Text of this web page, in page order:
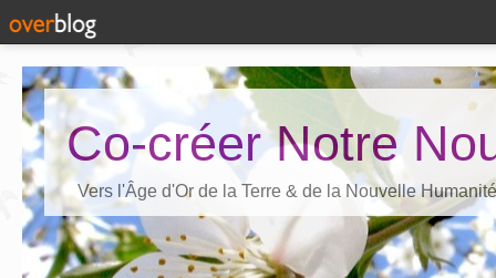
Co-créer Notre
Vers l'Âge d'Or de la Terre & de la Nouvelle Humanité